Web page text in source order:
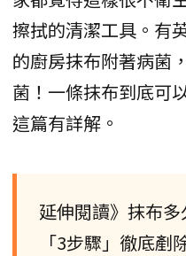
擦拭的清潔工具。有
的廚房抹布附著病菌
菌！一條抹布到底可
這篇有詳解。
延伸閱讀》抹布
「3步驟」徹底剷